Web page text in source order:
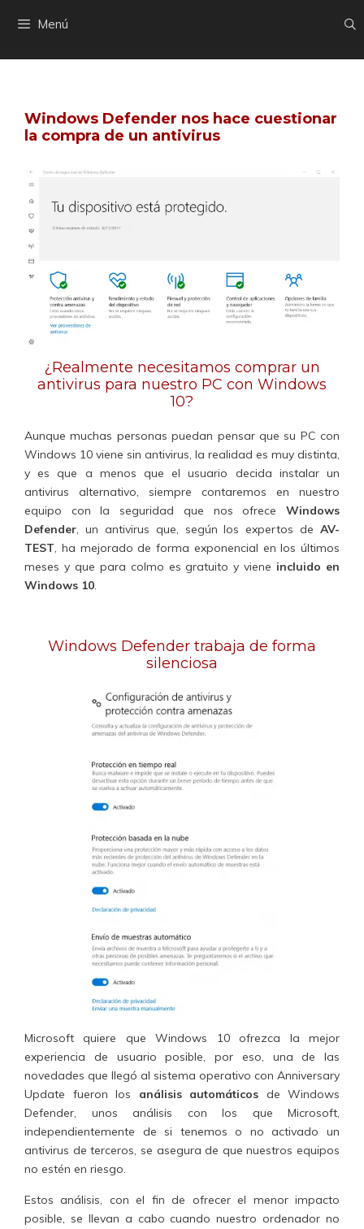
Menú
Windows Defender nos hace cuestionar
la compra de un antivirus
¿Realmente necesitamos comprar un
antivirus para nuestro PC con Windows
10?
Aunque muchas personas puedan pensar que su PC con
Windows 10 viene sin antivirus, la realidad es muy distinta,
y es que a menos que el usuario decida instalar un
antivirus alternativo, siempre contaremos en nuestro
equipo con la seguridad que nos ofrece Windows
Defender, un antivirus que, según los expertos de AV-
TEST, ha mejorado de forma exponencial en los últimos
meses y que para colmo es gratuito y viene incluido en
Windows 10.
Windows Defender trabaja de forma
silenciosa
Microsoft quiere que Windows 10 ofrezca la mejor
experiencia de usuario posible, por eso, una de las
novedades que llegó al sistema operativo con Anniversary
Update fueron los análisis automáticos de Windows
Defender, unos análisis con los que Microsoft,
independientemente de si tenemos o no activado un
antivirus de terceros, se asegura de que nuestros equipos
no estén en riesgo.
Estos análisis, con el fin de ofrecer el menor impacto
posible, se llevan a cabo cuando nuestro ordenador no